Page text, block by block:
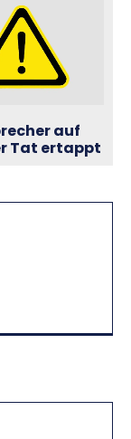
auf
Tat ertappt